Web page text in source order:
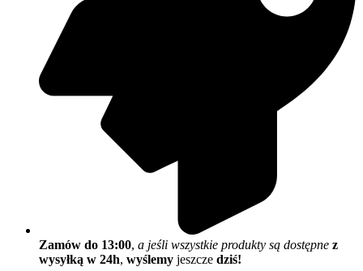
Zamów do 13:00, a jeśli wszystkie produkty są dostępne z
wysyłką w 24h, wyślemy jeszcze dziś!